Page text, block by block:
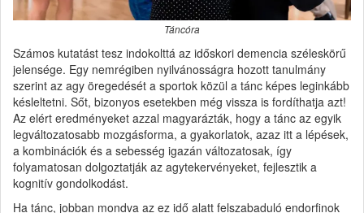
Táncóra
Számos kutatást tesz indokolttá az időskori demencia széleskörű
jelensége. Egy nemrégiben nyilvánosságra hozott tanulmány
szerint az agy öregedését a sportok közül a tánc képes leginkább
késleltetni. Sőt, bizonyos esetekben még vissza is fordíthatja azt!
Az elért eredményeket azzal magyarázták, hogy a tánc az egyik
legváltozatosabb mozgásforma, a gyakorlatok, azaz itt a lépések,
a kombinációk és a sebesség igazán változatosak, így
folyamatosan dolgoztatják az agytekervényeket, fejlesztik a
kognitív gondolkodást.
Ha tánc, jobban mondva az ez idő alatt felszabaduló endorfinok